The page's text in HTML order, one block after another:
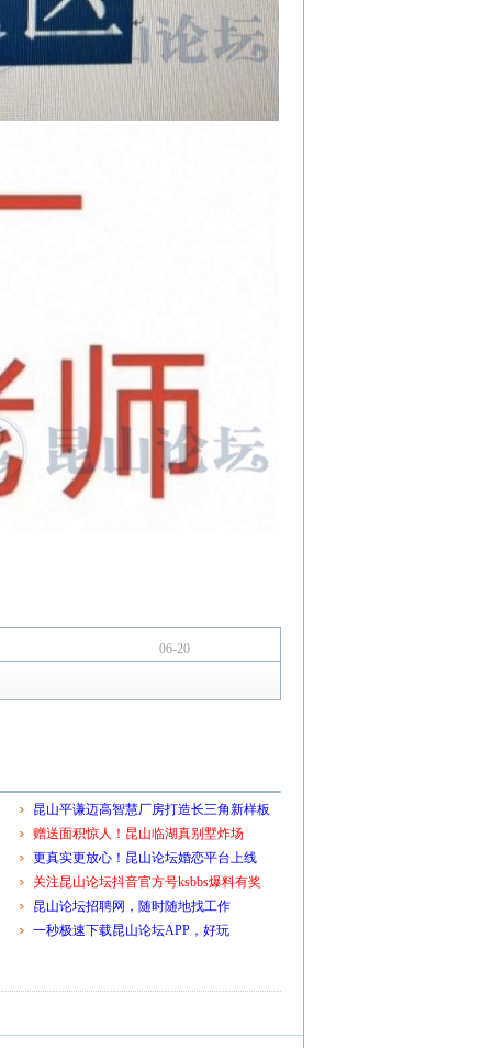
06-20
昆山平谦迈高智慧厂房打造长三角新样板
赠送面积惊人！昆山临湖真别墅炸场
更真实更放心！昆山论坛婚恋平台上线
关注昆山论坛抖音官方号ksbbs爆料有奖
昆山论坛招聘网，随时随地找工作
一秒极速下载昆山论坛APP，好玩